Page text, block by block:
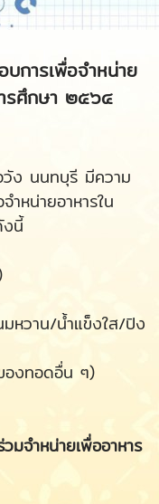
การเพื่อจำหน่าย
ารศึกษา ๒๕๖๔
ง นนทบุรี มีความ
ำหน่ายอาหารใน
งนี้
วราดแกง)
หวาน/น้ำแข็งใส/ปิง
ด/ของทอดอื่น ๆ)
มจำหน่ายเพื่ออาหาร